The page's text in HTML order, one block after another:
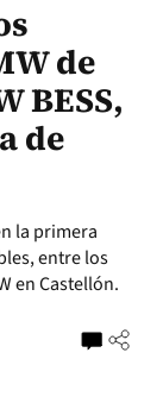
de
BESS,
de
la primera
entre los
en Castellón.